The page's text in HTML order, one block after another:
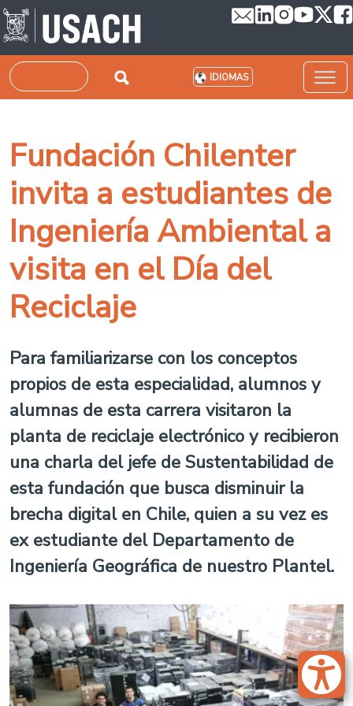
Pasar al contenido principal
Buscar IDIOMAS
Fundación Chilenter
invita a estudiantes de
Ingeniería Ambiental a
visita en el Día del
Reciclaje
Para familiarizarse con los conceptos
propios de esta especialidad, alumnos y
alumnas de esta carrera visitaron la
planta de reciclaje electrónico y recibieron
una charla del jefe de Sustentabilidad de
esta fundación que busca disminuir la
brecha digital en Chile, quien a su vez es
ex estudiante del Departamento de
Ingeniería Geográfica de nuestro Plantel.